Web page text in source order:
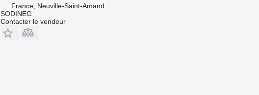
France, Neuville-Saint-Amand
SODINEG
Contacter le vendeur